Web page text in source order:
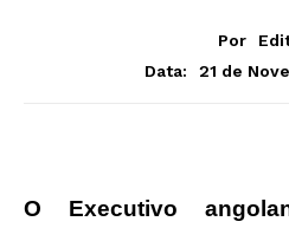
Por
Data:
21 de
O Executivo